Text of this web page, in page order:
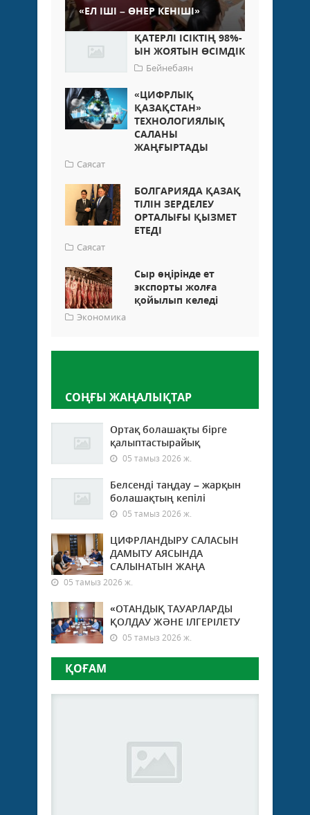
«ЕЛ ІШІ – ӨНЕР КЕНІШІ»
ҚАТЕРЛІ ІСІКТІҢ 98%-
ЫН ЖОЯТЫН ӨСІМДІК
Бейнебаян
«ЦИФРЛЫҚ
ҚАЗАҚСТАН»
ТЕХНОЛОГИЯЛЫҚ
САЛАНЫ
ЖАҢҒЫРТАДЫ
Саясат
БОЛГАРИЯДА ҚАЗАҚ
ТІЛІН ЗЕРДЕЛЕУ
ОРТАЛЫҒЫ ҚЫЗМЕТ
ЕТЕДІ
Саясат
Сыр өңірінде ет
экспорты жолға
қойылып келеді
Экономика
СОҢҒЫ ЖАҢАЛЫҚТАР
Ортақ болашақты бірге
қалыптастырайық
05 тамыз 2026 ж.
Белсенді таңдау – жарқын
болашақтың кепілі
05 тамыз 2026 ж.
ЦИФРЛАНДЫРУ САЛАСЫН
ДАМЫТУ АЯСЫНДА
САЛЫНАТЫН ЖАҢА
05 тамыз 2026 ж.
«ОТАНДЫҚ ТАУАРЛАРДЫ
ҚОЛДАУ ЖӘНЕ ІЛГЕРІЛЕТУ
05 тамыз 2026 ж.
ҚОҒАМ